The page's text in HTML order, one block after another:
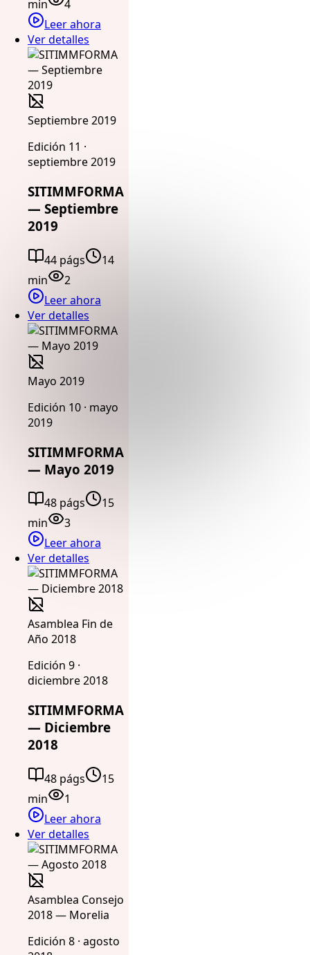
min
4
Leer ahora
Ver detalles
Septiembre 2019
Edición 11 ·
septiembre 2019
SITIMMFORMA
— Septiembre
2019
44 págs
14
min
2
Leer ahora
Ver detalles
Mayo 2019
Edición 10 · mayo
2019
SITIMMFORMA
— Mayo 2019
48 págs
15
min
3
Leer ahora
Ver detalles
Asamblea Fin de
Año 2018
Edición 9 ·
diciembre 2018
SITIMMFORMA
— Diciembre
2018
48 págs
15
min
1
Leer ahora
Ver detalles
Asamblea Consejo
2018 — Morelia
Edición 8 · agosto